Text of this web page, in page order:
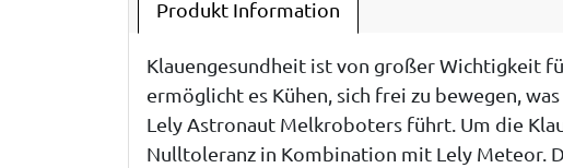
Produkt Information
Klauengesundheit ist von großer Wichtigkeit
ermöglicht es Kühen, sich frei zu bewegen,
Lely Astronaut Melkroboters führt. Um die
Nulltoleranz in Kombination mit Lely Meteor.